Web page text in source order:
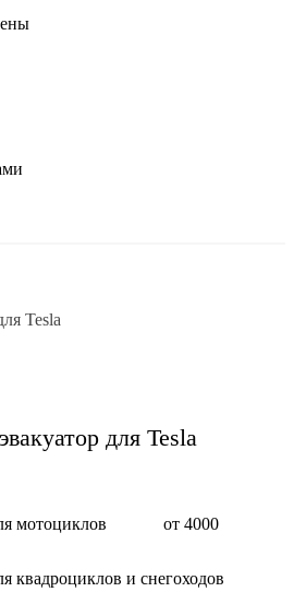
Tesla
для Tesla
мотоциклов
от 4000
квадроциклов и снегоходов